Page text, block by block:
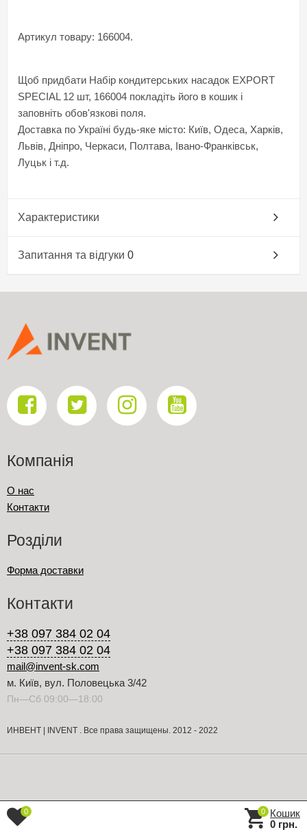
Артикул товару: 166004.
Щоб придбати Набір кондитерських насадок EXPORT
SPECIAL 12 шт, 166004 покладіть його в кошик і
заповніть обов'язкові поля.
Доставка по Україні будь-яке місто: Київ, Одеса, Харків,
Львів, Дніпро, Черкаси, Полтава, Івано-Франківськ,
Луцьк і т.д.
Характеристики
Запитання та відгуки 0
Компанія
О нас
Контакти
Розділи
Форма доставки
Контакти
+38 097 384 02 04
+38 097 384 02 04
mail@invent-sk.com
м. Київ, вул. Половецька 3/42
Пн—Сб 09:00—18:00
ИНВЕНТ | INVENT . Все права защищены. 2012 - 2022
0 0
Кошик
0 грн.